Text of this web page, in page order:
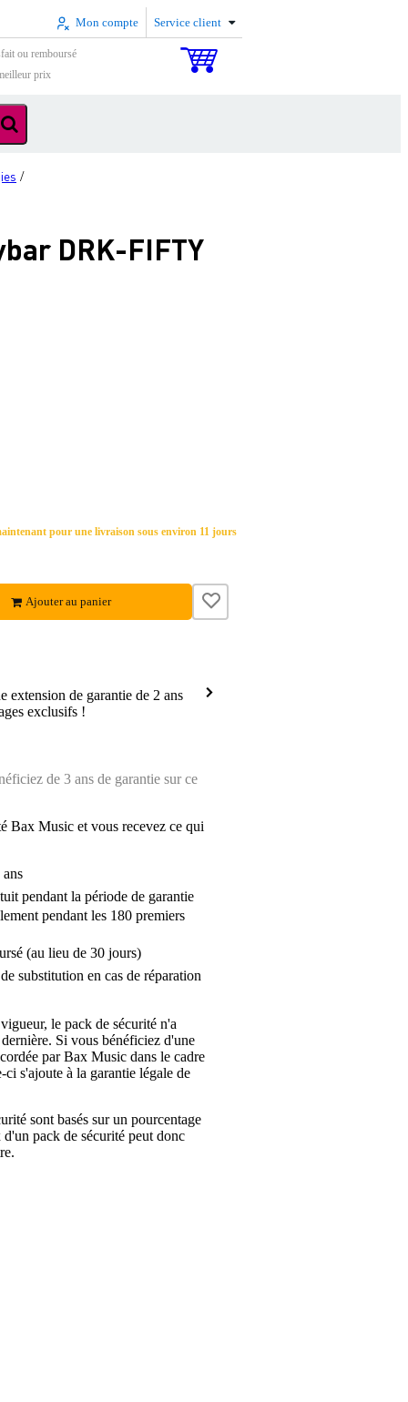
Mon compte Service client
ou remboursé
prix
/
DRK-FIFTY
pour une livraison sous environ 11 jours
Ajouter au panier
extension de garantie de 2 ans
exclusifs !
de 3 ans de garantie sur ce
Bax Music et vous recevez ce qui
pendant la période de garantie
pendant les 180 premiers
(au lieu de 30 jours)
substitution en cas de réparation
le pack de sécurité n'a
Si vous bénéficiez d'une
par Bax Music dans le cadre
s'ajoute à la garantie légale de
sont basés sur un pourcentage
pack de sécurité peut donc